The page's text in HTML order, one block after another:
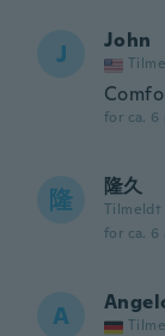
J John
for ca. 6
隆 隆久
Tilmeldt
for ca. 6
A